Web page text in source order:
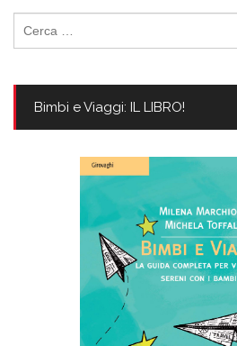
per:
Bimbi e Viaggi: IL LIBRO!